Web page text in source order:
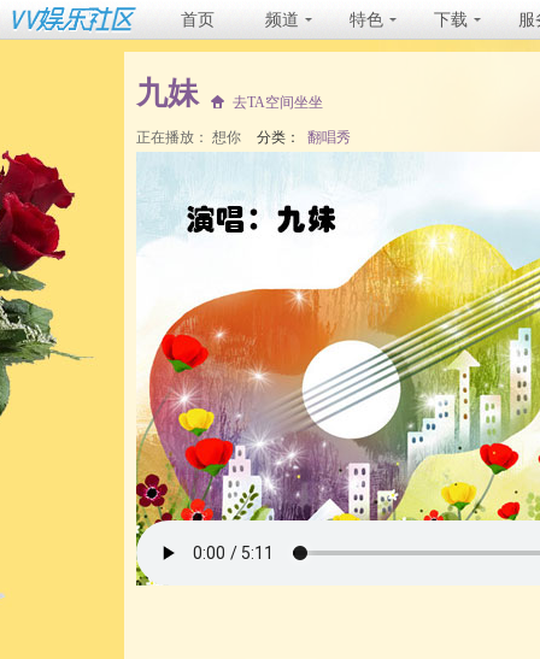
首页 频道 特色 下载 服
九妹 去TA空间坐坐
正在播放： 想你 分类： 翻唱秀